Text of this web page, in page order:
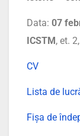
Data: 07
ICSTM , et.
CV
Lista de
Fișa de